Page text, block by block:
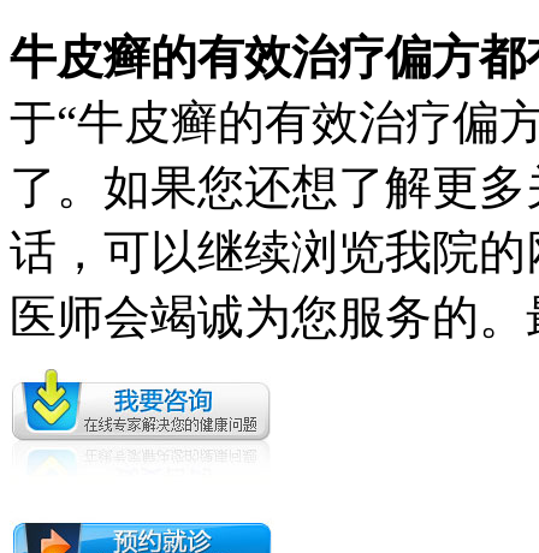
牛皮癣的有效治疗偏方
于“牛皮癣的有效治疗偏
了。如果您还想了解更
话，可以继续浏览我院
医师会竭诚为您服务的